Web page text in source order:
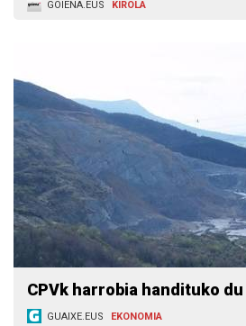
GOIENA.EUS KIROLA
CPVk harrobia handituko du
GUAIXE.EUS EKONOMIA